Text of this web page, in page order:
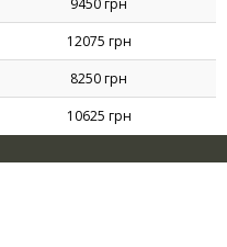
12075 грн
8250 грн
10625 грн